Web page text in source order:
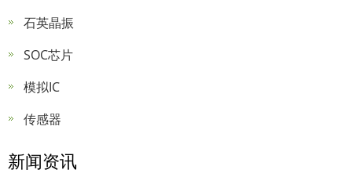
石英晶振
SOC芯片
模拟IC
传感器
新闻资讯